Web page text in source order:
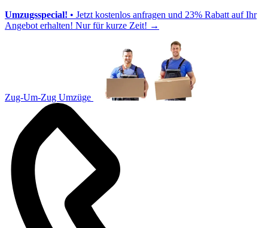
Umzugsspecial! • Jetzt kostenlos anfragen und 23% Rabatt auf Ihr
Angebot erhalten! Nur für kurze Zeit! →
Zug-Um-Zug Umzüge